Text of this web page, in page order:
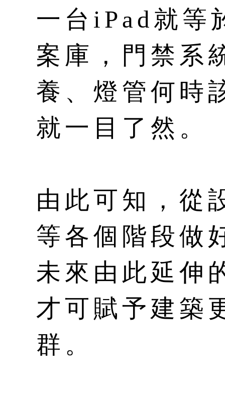
一台iPad就等
案庫，門禁系
養、燈管何時
就一目了然。
由此可知，從
等各個階段做
未來由此延伸
才可賦予建築
群。